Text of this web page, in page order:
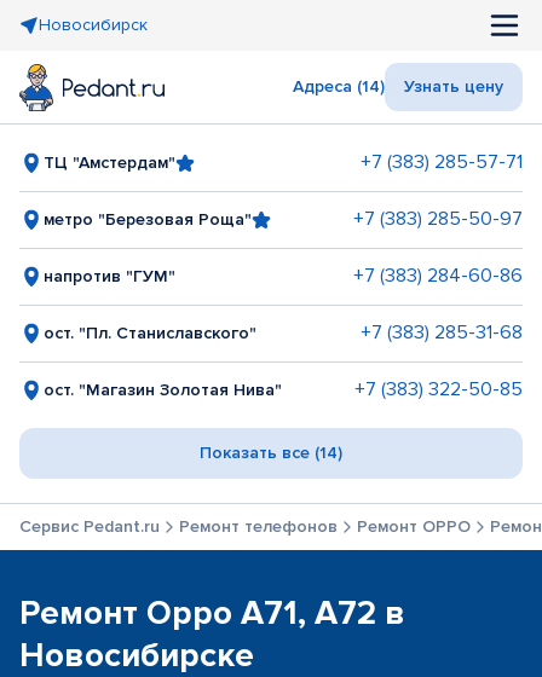
Новосибирск
Адреса (14) Узнать цену
ТЦ "Амстердам" +7 (383) 285-57-71
метро "Березовая Роща" +7 (383) 285-50-97
напротив "ГУМ" +7 (383) 284-60-86
ост. "Пл. Станиславского" +7 (383) 285-31-68
ост. "Магазин Золотая Нива" +7 (383) 322-50-85
Показать все (14)
Сервис Pedant.ru Ремонт телефонов Ремонт OPPO
Ремонт Oppo A71, A72 в
Новосибирске